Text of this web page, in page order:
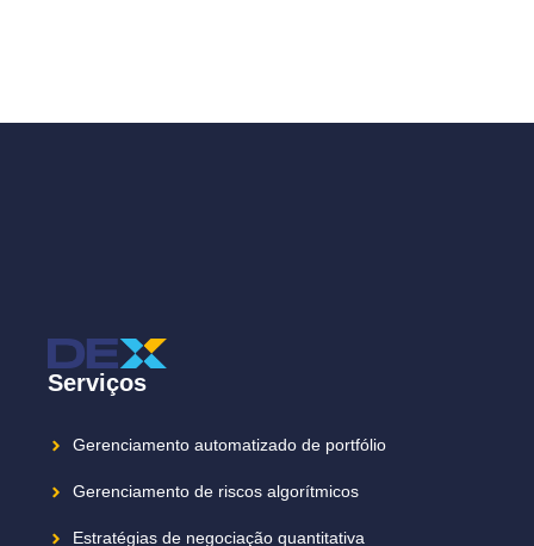
Serviços
Gerenciamento automatizado de portfólio
Gerenciamento de riscos algorítmicos
Estratégias de negociação quantitativa